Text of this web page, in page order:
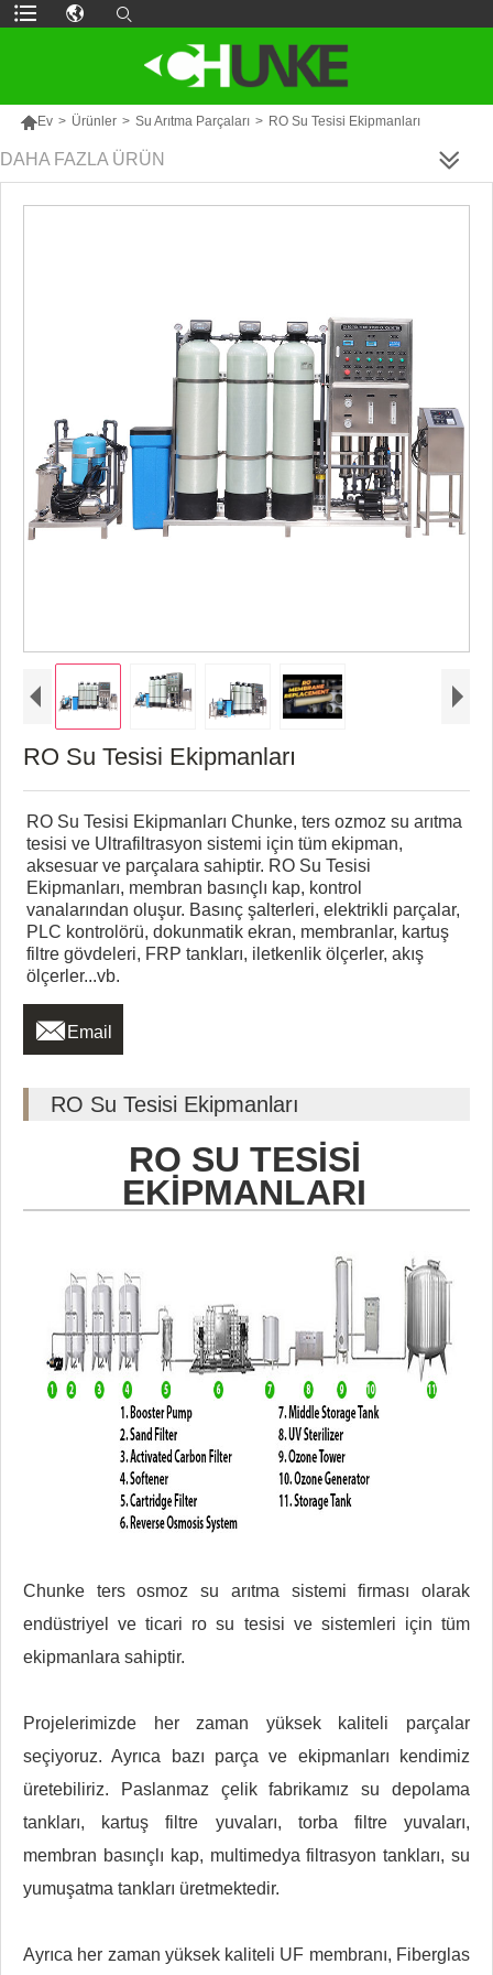
Ev > Ürünler > Su Arıtma Parçaları > RO Su Tesisi Ekipmanları
DAHA FAZLA ÜRÜN
RO Su Tesisi Ekipmanları
RO Su Tesisi Ekipmanları Chunke, ters ozmoz su arıtma
tesisi ve Ultrafiltrasyon sistemi için tüm ekipman,
aksesuar ve parçalara sahiptir. RO Su Tesisi
Ekipmanları, membran basınçlı kap, kontrol
vanalarından oluşur. Basınç şalterleri, elektrikli parçalar,
PLC kontrolörü, dokunmatik ekran, membranlar, kartuş
filtre gövdeleri, FRP tankları, iletkenlik ölçerler, akış
ölçerler...vb.
 Email
RO Su Tesisi Ekipmanları
RO SU TESİSİ
EKİPMANLARI
Chunke ters osmoz su arıtma sistemi firması olarak
endüstriyel ve ticari ro su tesisi ve sistemleri için tüm
ekipmanlara sahiptir.
Projelerimizde her zaman yüksek kaliteli parçalar
seçiyoruz. Ayrıca bazı parça ve ekipmanları kendimiz
üretebiliriz. Paslanmaz çelik fabrikamız su depolama
tankları, kartuş filtre yuvaları, torba filtre yuvaları,
membran basınçlı kap, multimedya filtrasyon tankları, su
yumuşatma tankları üretmektedir.
Ayrıca her zaman yüksek kaliteli UF membranı, Fiberglas